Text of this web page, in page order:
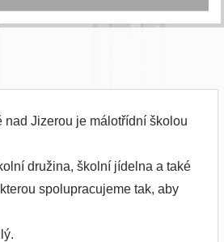
nad Jizerou je málotřídní školou
družina, školní jídelna a také
spolupracujeme tak, aby